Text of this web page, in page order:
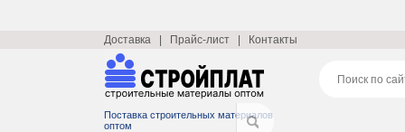
Доставка Прайс-лист Контакты
Поставка строительных материалов
оптом